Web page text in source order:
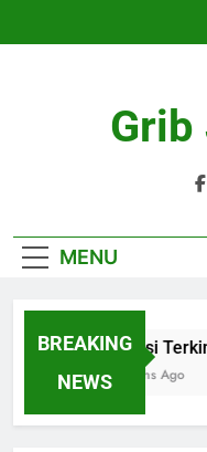
Grib
MENU
BREAKING
NEWS
Kondisi
4 Months Ago